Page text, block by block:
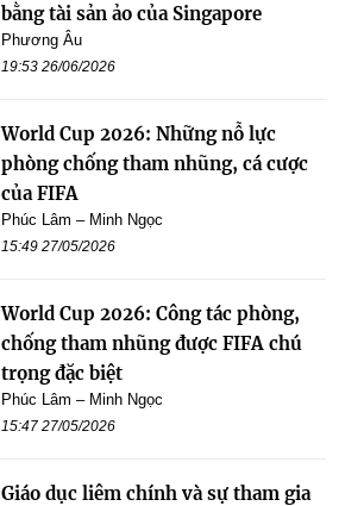
bằng tài sản ảo của Singapore
Phương Âu
19:53 26/06/2026
World Cup 2026: Những nỗ lực
phòng chống tham nhũng, cá cược
của FIFA
Phúc Lâm – Minh Ngọc
15:49 27/05/2026
World Cup 2026: Công tác phòng,
chống tham nhũng được FIFA chú
trọng đặc biệt
Phúc Lâm – Minh Ngọc
15:47 27/05/2026
Giáo dục liêm chính và sự tham gia